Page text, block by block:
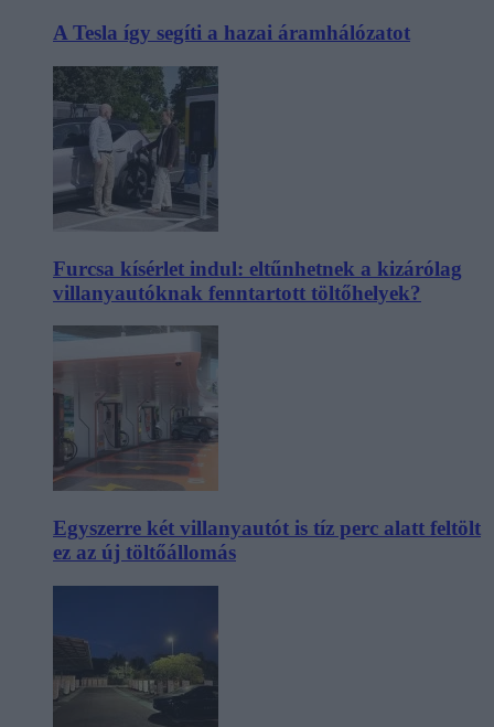
A Tesla így segíti a hazai áramhálózatot
Furcsa kísérlet indul: eltűnhetnek a kizárólag
villanyautóknak fenntartott töltőhelyek?
Egyszerre két villanyautót is tíz perc alatt feltölt
ez az új töltőállomás